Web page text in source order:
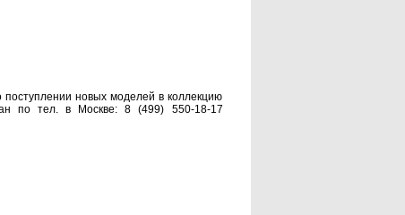
новых моделей в коллекцию
по тел. в Москве: 8 (499) 550-18-17